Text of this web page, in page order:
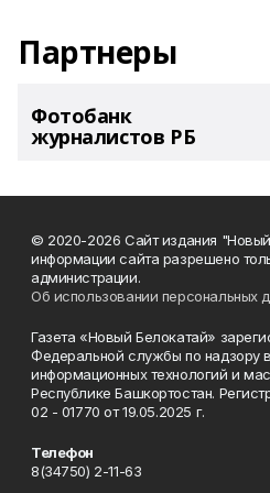
Партнеры
Фотобанк
журналистов РБ
© 2020-2026 Сайт издания
информации сайта разрешено
администрации.
Об использовании персональных
Газета «Новый Белокатай»
Федеральной службы по надзору
информационных технологий и
Республике Башкортостан.
02 - 01770 от 19.05.2025 г.
Телефон
8(34750) 2-11-63